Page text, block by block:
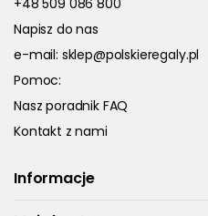
+48 509 086 800
Napisz do nas
e-mail: sklep@polskieregaly.pl
Pomoc:
Nasz poradnik FAQ
Kontakt z nami
Informacje